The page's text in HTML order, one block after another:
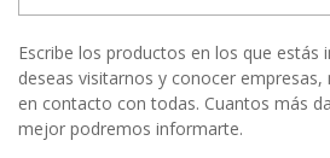
Escribe los productos en los que estás
deseas visitarnos y conocer
en contacto con todas. Cuantos más
mejor podremos informarte.